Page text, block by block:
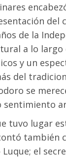
del
de la
a lo
y un
del
se
tuvo lugar
también
el